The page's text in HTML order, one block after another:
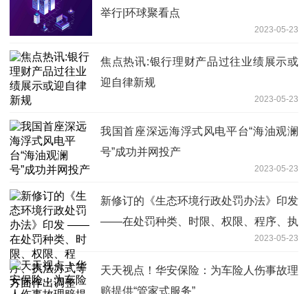
举行|环球聚看点
2023-05-23
焦点热讯:银行理财产品过往业绩展示或
迎自律新规
2023-05-23
我国首座深远海浮式风电平台“海油观澜
号”成功并网投产
2023-05-23
新修订的《生态环境行政处罚办法》印发
——在处罚种类、时限、权限、程序、执
2023-05-23
天天视点！华安保险：为车险人伤事故理
赔提供“管家式服务”